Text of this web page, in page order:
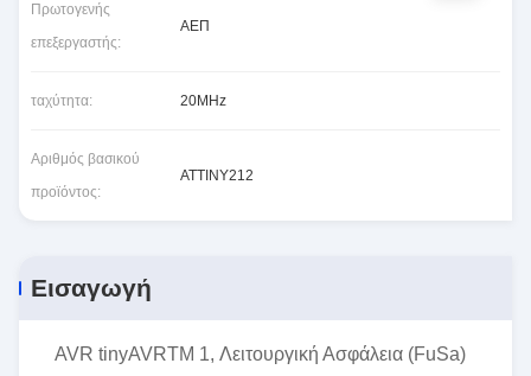
Πρωτογενής
επεξεργαστής:
ΑΕΠ
ταχύτητα: 20MHz
Αριθμός βασικού
προϊόντος:
ATTINY212
Εισαγωγή
AVR tinyAVRTM 1, Λειτουργική Ασφάλεια (FuSa)